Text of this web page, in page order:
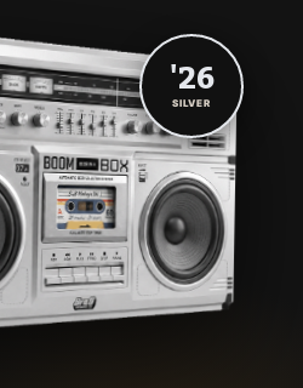
'26
SILVER